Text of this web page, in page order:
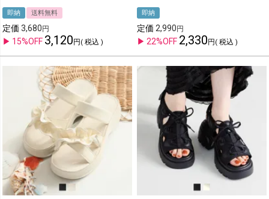
即納 送料無料
定価 3,680
15%OFF 3,120 税込
即納
定価 2,990
22%OFF 2,330 税込